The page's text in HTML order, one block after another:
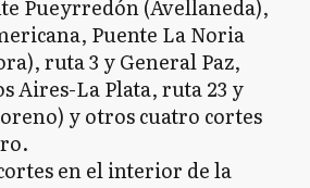
Pueyrredón (Avellaneda),
Puente La Noria
ruta 3 y General Paz,
Aires-La Plata, ruta 23 y
y otros cuatro cortes
en el interior de la